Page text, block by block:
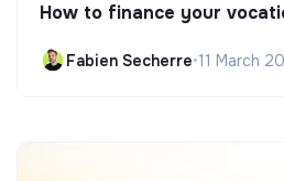
How to finance your
Fabien Secherre•11 March